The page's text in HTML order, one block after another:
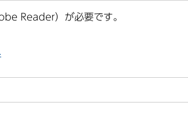
Reader）が必要です。